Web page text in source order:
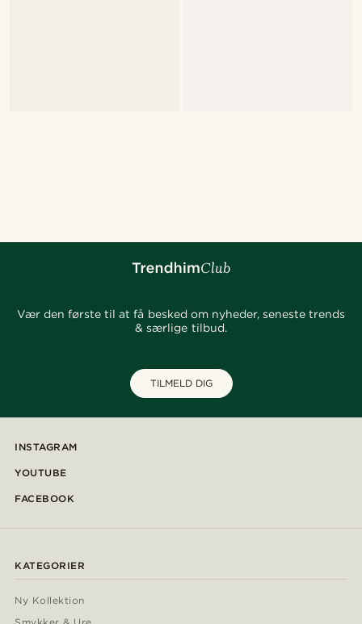
Vær den første til at få besked om nyheder, seneste trends
& særlige tilbud.
TILMELD DIG
INSTAGRAM
YOUTUBE
FACEBOOK
KATEGORIER
Ny Kollektion